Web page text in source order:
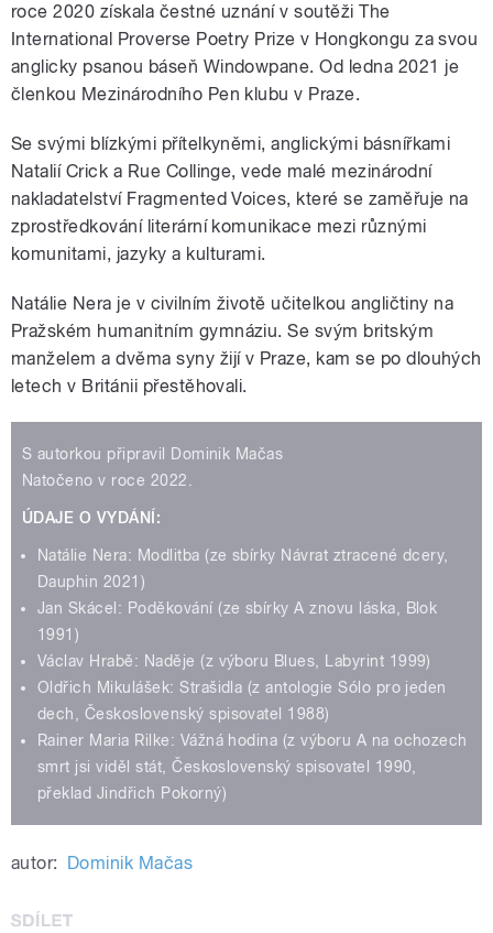
roce 2020 získala čestné uznání v soutěži The
International Proverse Poetry Prize v Hongkongu za svou
anglicky psanou báseň Windowpane. Od ledna 2021 je
členkou Mezinárodního Pen klubu v Praze.
Se svými blízkými přítelkyněmi, anglickými básnířkami
Natalií Crick a Rue Collinge, vede malé mezinárodní
nakladatelství Fragmented Voices, které se zaměřuje na
zprostředkování literární komunikace mezi různými
komunitami, jazyky a kulturami.
Natálie Nera je v civilním životě učitelkou angličtiny na
Pražském humanitním gymnáziu. Se svým britským
manželem a dvěma syny žijí v Praze, kam se po dlouhých
letech v Británii přestěhovali.
S autorkou připravil Dominik Mačas
Natočeno v roce 2022.
ÚDAJE O VYDÁNÍ:
Natálie Nera: Modlitba (ze sbírky Návrat ztracené dcery,
Dauphin 2021)
Jan Skácel: Poděkování (ze sbírky A znovu láska, Blok
1991)
Václav Hrabě: Naděje (z výboru Blues, Labyrint 1999)
Oldřich Mikulášek: Strašidla (z antologie Sólo pro jeden
dech, Československý spisovatel 1988)
Rainer Maria Rilke: Vážná hodina (z výboru A na ochozech
smrt jsi viděl stát, Československý spisovatel 1990,
překlad Jindřich Pokorný)
autor: Dominik Mačas